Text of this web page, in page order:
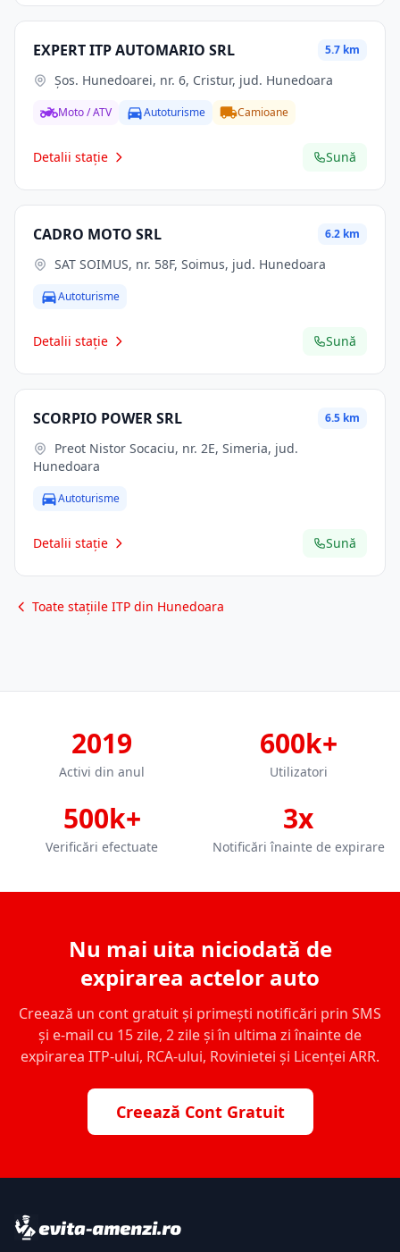
EXPERT ITP AUTOMARIO SRL 5.7 km
Şos. Hunedoarei, nr. 6, Cristur, jud. Hunedoara
Moto / ATV Autoturisme Camioane
Detalii stație Sună
CADRO MOTO SRL 6.2 km
SAT SOIMUS, nr. 58F, Soimus, jud. Hunedoara
Autoturisme
Detalii stație Sună
SCORPIO POWER SRL 6.5 km
Hunedoara
Autoturisme
Detalii stație Sună
Toate stațiile ITP din Hunedoara
2019
Activi din anul
600k+
Utilizatori
500k+
Verificări efectuate
3x
Notificări înainte de expirare
Nu mai uita niciodată de
expirarea actelor auto
Creează un cont gratuit și primești notificări prin SMS
și e-mail cu 15 zile, 2 zile și în ultima zi înainte de
expirarea ITP-ului, RCA-ului, Rovinietei și Licenței ARR.
Creează Cont Gratuit